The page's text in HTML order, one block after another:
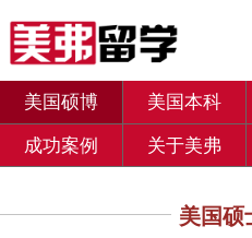
美国硕博 美国本科
成功案例 关于美弗
美国硕